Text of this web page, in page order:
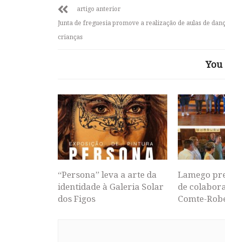
artigo anterior
Junta de freguesia promove a realização de aulas de
crianças
“Persona” leva a arte da
identidade à Galeria Solar
dos Figos
Lamego
de
Comte-